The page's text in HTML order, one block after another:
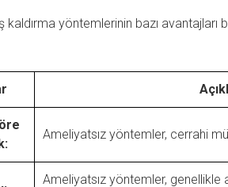
kaldırma yöntemlerinin bazı avantajları
Ameliyatsız yöntemler, cerrahi
Ameliyatsız yöntemler, genellikle